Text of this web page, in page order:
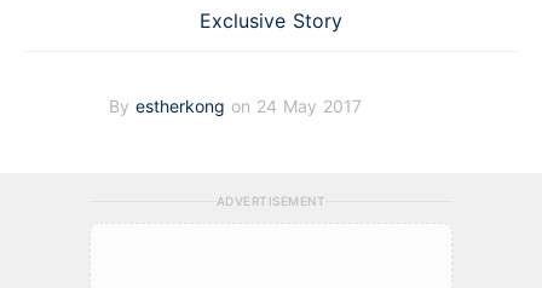
Exclusive Story
By estherkong on 24 May 2017
ADVERTISEMENT